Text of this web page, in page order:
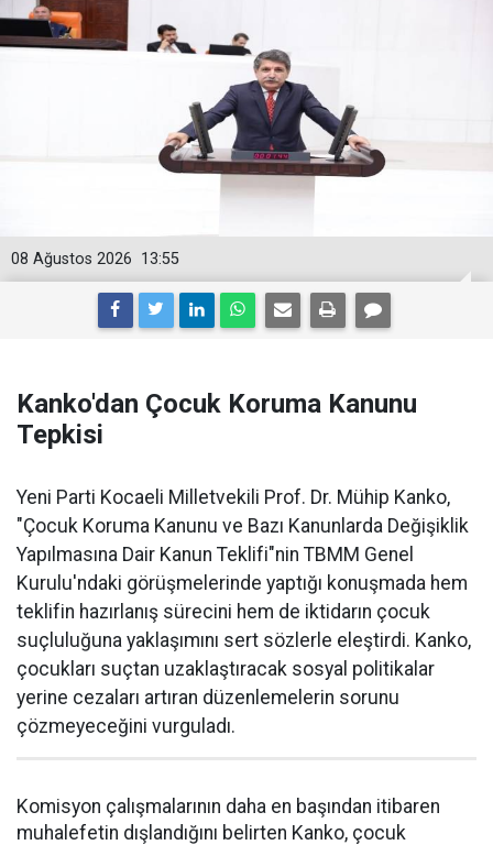
13:55
08 Ağustos 2026
Kanko'dan Çocuk Koruma Kanunu
Tepkisi
Yeni Parti Kocaeli Milletvekili Prof. Dr. Mühip Kanko,
"Çocuk Koruma Kanunu ve Bazı Kanunlarda Değişiklik
Yapılmasına Dair Kanun Teklifi"nin TBMM Genel
Kurulu'ndaki görüşmelerinde yaptığı konuşmada hem
teklifin hazırlanış sürecini hem de iktidarın çocuk
suçluluğuna yaklaşımını sert sözlerle eleştirdi. Kanko,
çocukları suçtan uzaklaştıracak sosyal politikalar
yerine cezaları artıran düzenlemelerin sorunu
çözmeyeceğini vurguladı.
Komisyon çalışmalarının daha en başından itibaren
muhalefetin dışlandığını belirten Kanko, çocuk